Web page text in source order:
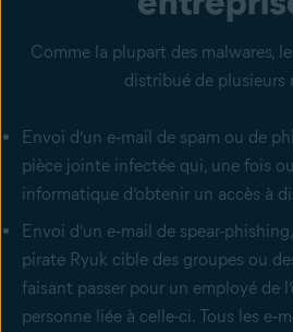
Comme la plupart des malwares,
distribué de plusieurs
Envoi d’un e‑mail de spam ou de
pièce jointe infectée qui, une fois
informatique d’obtenir un accès à
Envoi d’un e‑mail de spear-phishing
pirate Ryuk cible des groupes ou
faisant passer pour un employé de
personne liée à celle-ci. Tous les